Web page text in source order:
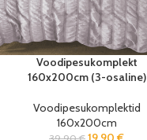
Voodipesukomplekt
160x200cm (3-osaline)
Voodipesukomplektid
160x200cm